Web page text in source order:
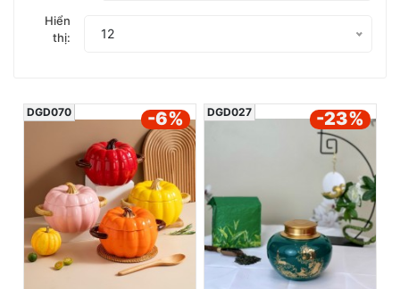
Hiển
thị:
12
DGD070 -6% DGD027 -23%